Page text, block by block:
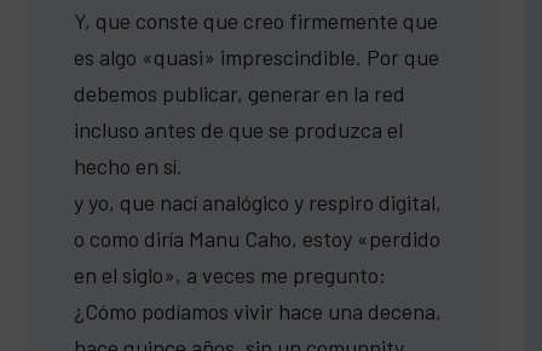
Y, que conste que creo firmemente que
es algo «quasi» imprescindible. Por que
debemos publicar, generar en la red
incluso antes de que se produzca el
hecho en sí.
y yo, que nací analógico y respiro digital,
o como diría Manu Caho, estoy «perdido
en el siglo», a veces me pregunto:
¿Cómo podíamos vivir hace una decena,